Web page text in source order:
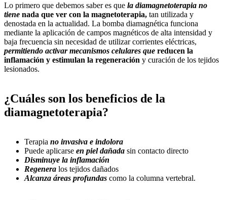
Lo primero que debemos saber es que la diamagnetoterapia no
tiene nada que ver con la magnetoterapia, tan utilizada y
denostada en la actualidad. La bomba diamagnética funciona
mediante la aplicación de campos magnéticos de alta intensidad y
baja frecuencia sin necesidad de utilizar corrientes eléctricas,
permitiendo activar mecanismos celulares que reducen la
inflamación y estimulan la regeneración y curación de los tejidos
lesionados.
¿Cuáles son los beneficios de la
diamagnetoterapia?
Terapia no invasiva e indolora
Puede aplicarse en piel dañada sin contacto directo
Disminuye la inflamación
Regenera los tejidos dañados
Alcanza áreas profundas como la columna vertebral.